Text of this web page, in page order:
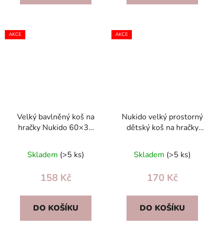
AKCE
Velký bavlněný koš na
hračky Nukido 60×35
pro dětský pokoj
Skladem (>5 ks)
158 Kč
DO KOŠÍKU
AKCE
Nukido velký prostorný
dětský koš na hračky
oranžový
Skladem (>5 ks)
170 Kč
DO KOŠÍKU